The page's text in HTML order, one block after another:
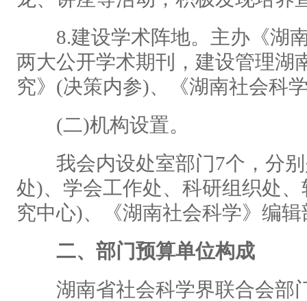
8.建设学术阵地。主办《湖南
两大公开学术期刊，建设管理湖
究》(决策内参)、《湖南社会科
(二)机构设置。
我会内设处室部门7个，分别
处)、学会工作处、科研组织处
究中心)、《湖南社会科学》编
二、部门预算单位构成
湖南省社会科学界联合会部